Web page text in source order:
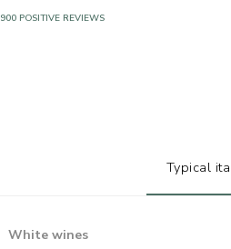
White wines
FROM EXCELLENT MANUFACTURERS
Typical